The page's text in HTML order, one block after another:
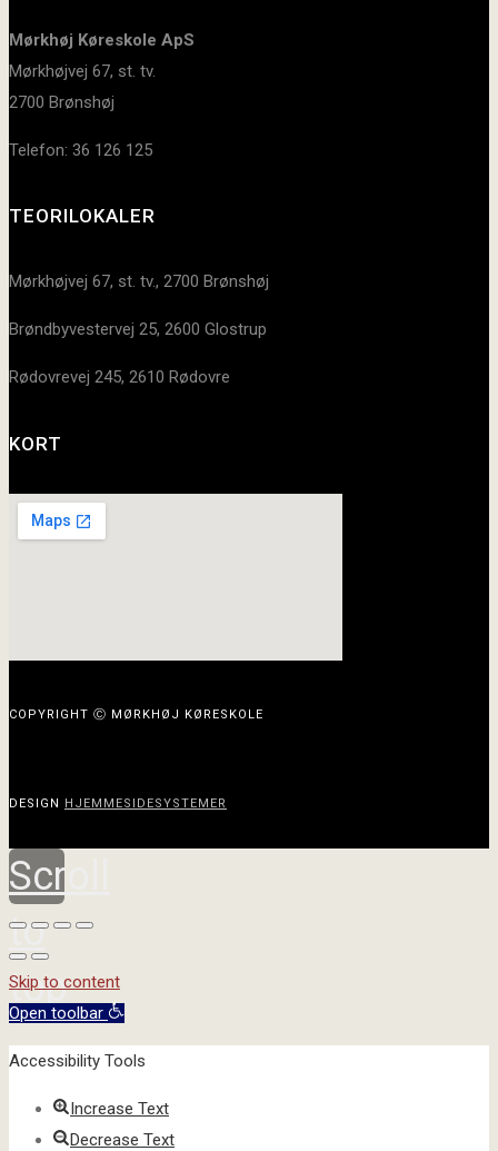
Mørkhøj Køreskole ApS
Mørkhøjvej 67, st. tv.
2700 Brønshøj
Telefon: 36 126 125
TEORILOKALER
Mørkhøjvej 67, st. tv., 2700 Brønshøj
Brøndbyvestervej 25, 2600 Glostrup
Rødovrevej 245, 2610 Rødovre
KORT
COPYRIGHT Ⓒ MØRKHØJ KØRESKOLE
DESIGN HJEMMESIDESYSTEMER
Scroll
to
top
Skip to content
Open toolbar
Accessibility Tools
Increase Text
Decrease Text